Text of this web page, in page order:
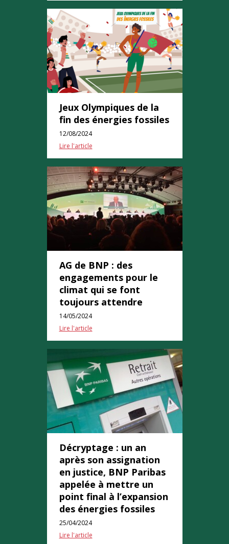
Jeux Olympiques de la
fin des énergies fossiles
12/08/2024
Lire l'article
AG de BNP : des
engagements pour le
climat qui se font
toujours attendre
14/05/2024
Lire l'article
Décryptage : un an
après son assignation
en justice, BNP Paribas
appelée à mettre un
point final à l’expansion
des énergies fossiles
25/04/2024
Lire l'article